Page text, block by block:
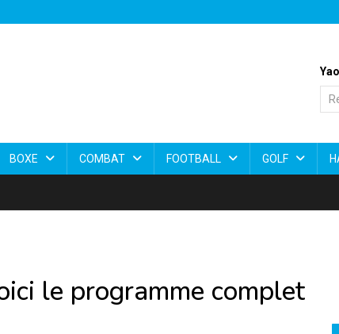
BOXE COMBAT FOOTBALL GOLF
le programme complet